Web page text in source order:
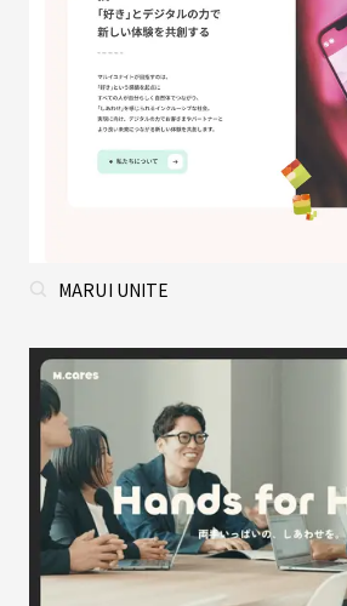
MARUI UNITE